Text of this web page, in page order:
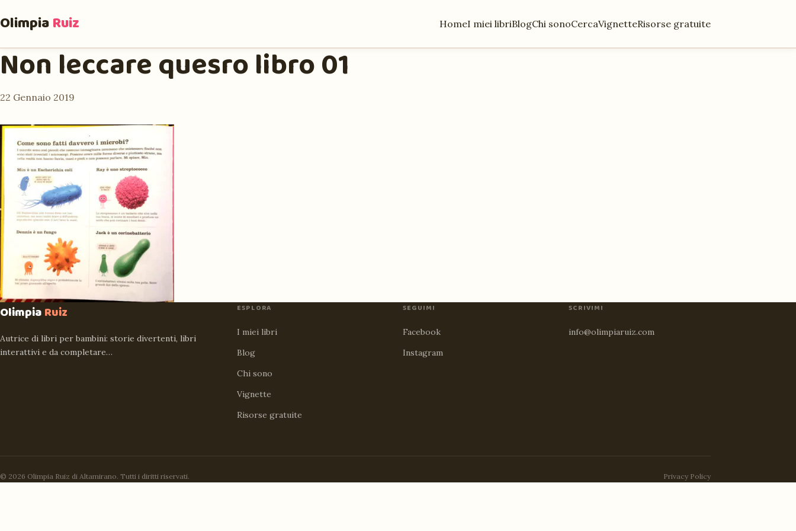
OlimpiaRuiz HomeI miei libriBlogChi sonoCercaVignetteRisorse gratuite
Non leccare quesro libro 01
22 Gennaio 2019
OlimpiaRuiz
Autrice di libri per bambini: storie divertenti, libri
interattivi e da completare…
ESPLORA
I miei libri
Blog
Chi sono
Vignette
Risorse gratuite
SEGUIMI
Facebook
Instagram
SCRIVIMI
info@olimpiaruiz.com
© 2026 Olimpia Ruiz di Altamirano. Tutti i diritti riservati. Privacy Policy